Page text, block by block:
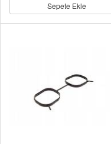
Sepete Ekle